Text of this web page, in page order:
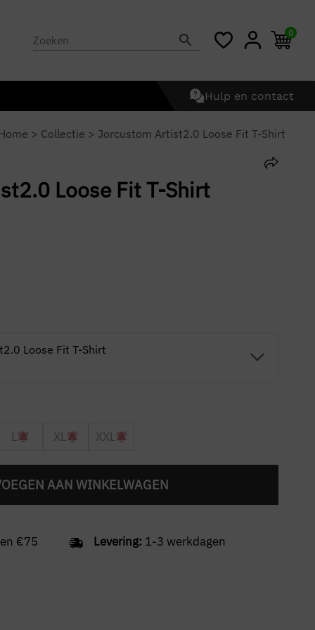
0
Hulp en contact
> Collectie > Jorcustom Artist2.0 Loose Fit T-Shirt
Loose Fit T-Shirt
Loose Fit T-Shirt
L XL XXL
AAN WINKELWAGEN
€75 Levering: 1-3 werkdagen